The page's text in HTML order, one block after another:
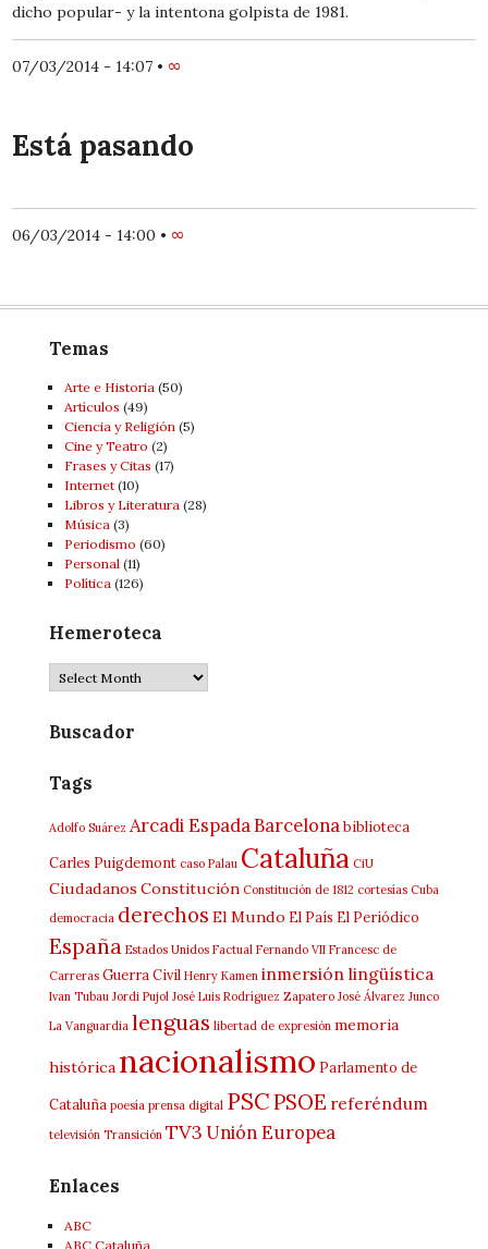
dicho popular- y la intentona golpista de 1981.
07/03/2014 - 14:07 • ∞
Está pasando
06/03/2014 - 14:00 • ∞
Temas
Arte e Historia(50)
Artí­culos (49)
Ciencia y Religión(5)
Cine y Teatro (2)
Frases y Citas (17)
Internet(10)
Libros y Literatura(28)
Música(3)
Periodismo (60)
Personal(11)
Política(126)
Hemeroteca
Hemeroteca
Buscador
Tags
Adolfo Suárez Arcadi EspadaBarcelona biblioteca
Carles Puigdemont caso Palau Cataluña CiU
Ciudadanos Constitución Constitución de 1812 cortesías Cuba
democracia derechos El Mundo El País El Periódico
España Estados Unidos Factual Fernando VII Francesc de
Carreras Guerra Civil Henry Kamen inmersión lingüística
Ivan Tubau Jordi Pujol José Luis Rodríguez Zapatero José Álvarez Junco
La Vanguardia lenguas libertad de expresión memoria
histórica nacionalismo Parlamento de
Cataluña poesía prensa digital PSCPSOE referéndum
televisión Transición TV3Unión Europea
Enlaces
ABC
ABC Cataluña